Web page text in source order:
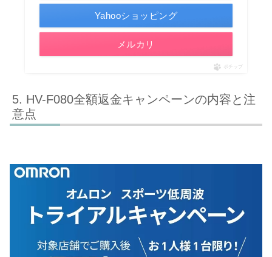
Yahooショッピング
メルカリ
ポチップ
HV-F080全額返金キャンペーンの内容と注
意点